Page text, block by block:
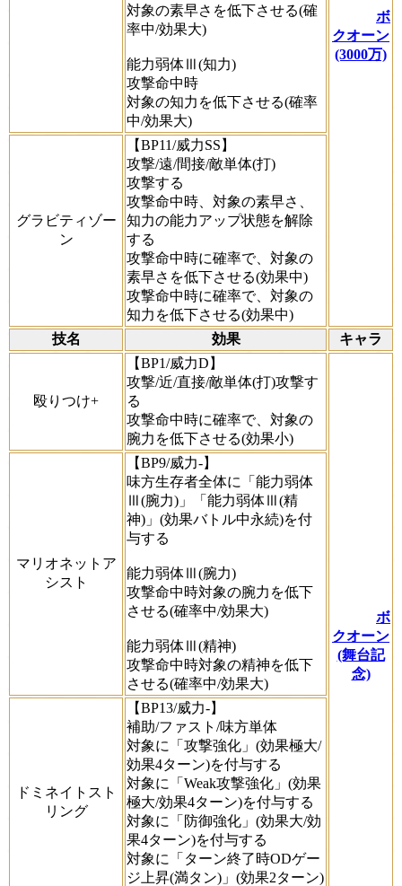
ボ
クオーン
(3000万)
対象の素早さを低下させる(確
率中/効果大)
能力弱体Ⅲ(知力)
攻撃命中時
対象の知力を低下させる(確率
中/効果大)
グラビティゾー
ン
【BP11/威力SS】
攻撃/遠/間接/敵単体(打)
攻撃する
攻撃命中時、対象の素早さ、
知力の能力アップ状態を解除
する
攻撃命中時に確率で、対象の
素早さを低下させる(効果中)
攻撃命中時に確率で、対象の
知力を低下させる(効果中)
技名
効果 キャラ
殴りつけ+
【BP1/威力D】
攻撃/近/直接/敵単体(打)攻撃す
る
攻撃命中時に確率で、対象の
腕力を低下させる(効果小)
ボ
クオーン
(舞台記
念)
マリオネットア
シスト
【BP9/威力-】
味方生存者全体に「能力弱体
Ⅲ(腕力)」「能力弱体Ⅲ(精
神)」(効果バトル中永続)を付
与する
能力弱体Ⅲ(腕力)
攻撃命中時対象の腕力を低下
させる(確率中/効果大)
能力弱体Ⅲ(精神)
攻撃命中時対象の精神を低下
させる(確率中/効果大)
ドミネイトスト
リング
【BP13/威力-】
補助/ファスト/味方単体
対象に「攻撃強化」(効果極大/
効果4ターン)を付与する
対象に「Weak攻撃強化」(効果
極大/効果4ターン)を付与する
対象に「防御強化」(効果大/効
果4ターン)を付与する
対象に「ターン終了時ODゲー
ジ上昇(満タン)」(効果2ターン)